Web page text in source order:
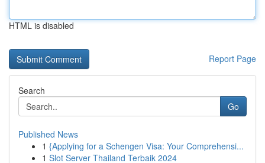
HTML is disabled
Report Page
Search
Go
Published News
1 {Applying for a Schengen Visa: Your Comprehensi...
1 Slot Server Thailand Terbaik 2024